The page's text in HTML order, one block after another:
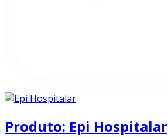
Produto: Epi Hospitalar